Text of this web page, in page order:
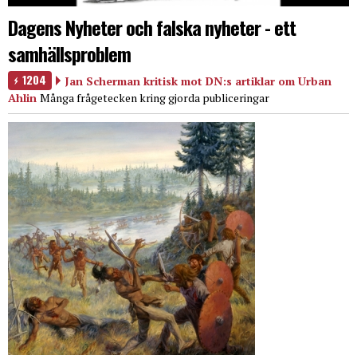
Dagens Nyheter och falska nyheter - ett
samhällsproblem
1204
Jan Scherman kritisk mot DN:s artiklar om Urban
Ahlin Många frågetecken kring gjorda publiceringar